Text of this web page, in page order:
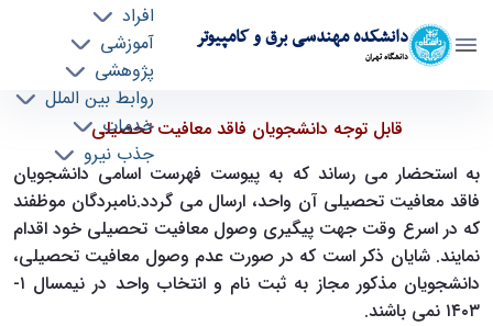
دانشکده مهندسی برق و کامپیوتر
دانشگاه تهران
افراد
آموزشی
پژوهشی
روابط بین الملل
خدمات
جذب نیرو
قابل توجه دانشجویان فاقد معافیت و تاییدیه
تحصیلی - ece- دانشکده مهندسی برق و کامپیوتر
قابل توجه دانشجویان فاقد معافیت تحصیلی
به استحضار می رساند که به پیوست فهرست اسامی دانشجویان
فاقد معافیت تحصیلی آن واحد، ارسال می گردد.نامبردگان موظفند
که در اسرع وقت جهت پیگیری وصول معافیت تحصیلی خود اقدام
نمایند. شایان ذکر است که در صورت عدم وصول معافیت تحصیلی،
دانشجویان مذکور مجاز به ثبت نام و انتخاب واحد در نیمسال ۱-
۱۴۰۳ نمی باشند.